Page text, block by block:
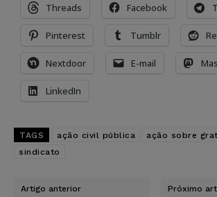
Threads Facebook
Pinterest Tumblr
Nextdoor E-mail
LinkedIn
TAGS ação civil pública
ação sobre
sindicato
Artigo anterior Próximo